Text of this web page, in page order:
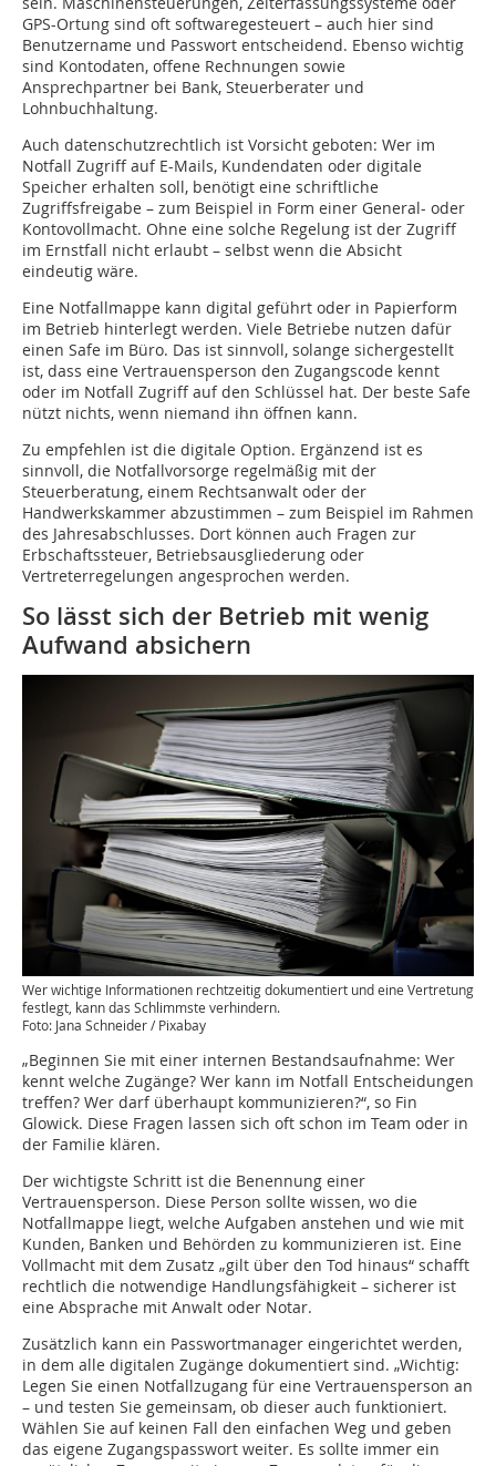
GPS-Ortung sind oft softwaregesteuert – auch hier sind
Benutzername und Passwort entscheidend. Ebenso wichtig
sind Kontodaten, offene Rechnungen sowie
Ansprechpartner bei Bank, Steuerberater und
Lohnbuchhaltung.
Auch datenschutzrechtlich ist Vorsicht geboten: Wer im
Notfall Zugriff auf E-Mails, Kundendaten oder digitale
Speicher erhalten soll, benötigt eine schriftliche
Zugriffsfreigabe – zum Beispiel in Form einer General- oder
Kontovollmacht. Ohne eine solche Regelung ist der Zugriff
im Ernstfall nicht erlaubt – selbst wenn die Absicht
eindeutig wäre.
Eine Notfallmappe kann digital geführt oder in Papierform
im Betrieb hinterlegt werden. Viele Betriebe nutzen dafür
einen Safe im Büro. Das ist sinnvoll, solange sichergestellt
ist, dass eine Vertrauensperson den Zugangscode kennt
oder im Notfall Zugriff auf den Schlüssel hat. Der beste Safe
nützt nichts, wenn niemand ihn öffnen kann.
Zu empfehlen ist die digitale Option. Ergänzend ist es
sinnvoll, die Notfallvorsorge regelmäßig mit der
Steuerberatung, einem Rechtsanwalt oder der
Handwerkskammer abzustimmen – zum Beispiel im Rahmen
des Jahresabschlusses. Dort können auch Fragen zur
Erbschaftssteuer, Betriebsausgliederung oder
Vertreterregelungen angesprochen werden.
So lässt sich der Betrieb mit wenig
Aufwand absichern
Wer wichtige Informationen rechtzeitig dokumentiert und eine Vertretung
festlegt, kann das Schlimmste verhindern.
Foto: Jana Schneider / Pixabay
„Beginnen Sie mit einer internen Bestandsaufnahme: Wer
kennt welche Zugänge? Wer kann im Notfall Entscheidungen
treffen? Wer darf überhaupt kommunizieren?“, so Fin
Glowick. Diese Fragen lassen sich oft schon im Team oder in
der Familie klären.
Der wichtigste Schritt ist die Benennung einer
Vertrauensperson. Diese Person sollte wissen, wo die
Notfallmappe liegt, welche Aufgaben anstehen und wie mit
Kunden, Banken und Behörden zu kommunizieren ist. Eine
Vollmacht mit dem Zusatz „gilt über den Tod hinaus“ schafft
rechtlich die notwendige Handlungsfähigkeit – sicherer ist
eine Absprache mit Anwalt oder Notar.
Zusätzlich kann ein Passwortmanager eingerichtet werden,
in dem alle digitalen Zugänge dokumentiert sind. „Wichtig:
Legen Sie einen Notfallzugang für eine Vertrauensperson an
– und testen Sie gemeinsam, ob dieser auch funktioniert.
Wählen Sie auf keinen Fall den einfachen Weg und geben
das eigene Zugangspasswort weiter. Es sollte immer ein